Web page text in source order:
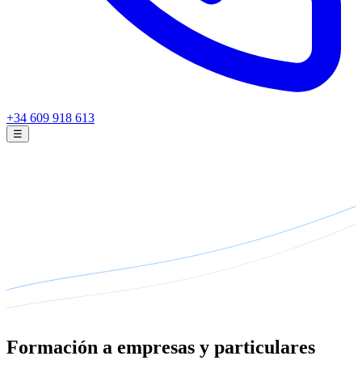
+34 609 918 613
☰
Formación a empresas y particulares